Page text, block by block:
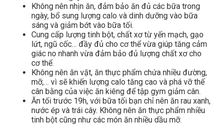
Không nên nhịn ăn, đảm bảo ăn đủ các bữa trong
ngày, bổ sung lượng calo và dinh dưỡng vào bữa
sáng và giảm bớt vào bữa tối.
Cung cấp lượng tinh bột, chất xơ từ yến mạch, gạo
lứt, ngũ cốc… đầy đủ cho cơ thể vừa giúp tăng cảm
giác no nhanh vừa đảm bảo đủ lượng chất xơ cho
cơ thể.
Không nên ăn vặt, ăn thực phẩm chứa nhiều đường,
mỡ,… vì sẽ khiến lượng calo tăng cao và phá vỡ thế
cân bằng của việc ăn kiêng để tập gym giảm cân.
Ăn tối trước 19h, với bữa tối bạn chỉ nên ăn rau xanh,
nước ép và trái cây. Không nên ăn thực phẩm nhiều
tinh bột cũng như các món ăn nhiều dầu mỡ.